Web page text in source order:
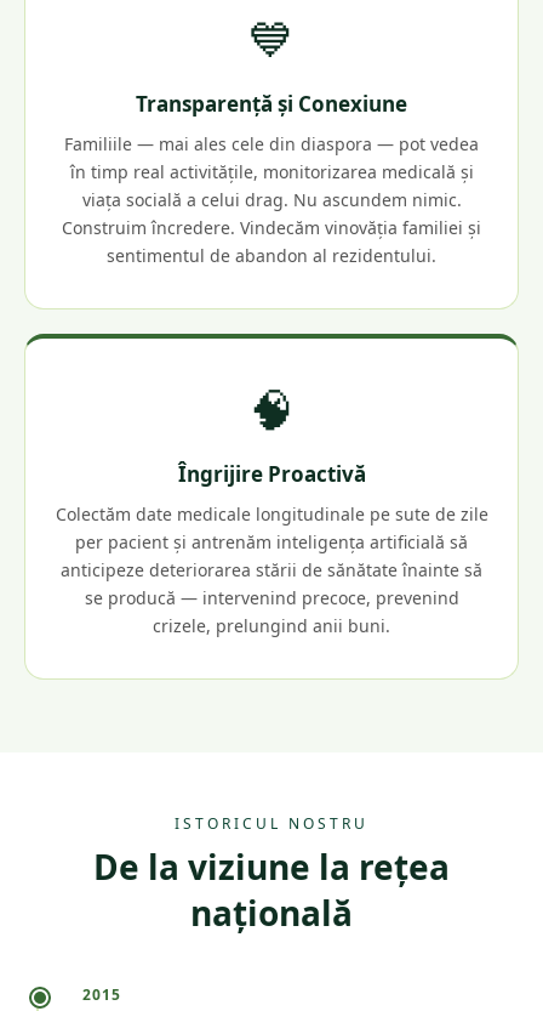
💙
Transparență și Conexiune
Familiile — mai ales cele din diaspora — pot vedea
în timp real activitățile, monitorizarea medicală și
viața socială a celui drag. Nu ascundem nimic.
Construim încredere. Vindecăm vinovăția familiei și
sentimentul de abandon al rezidentului.
🧠
Îngrijire Proactivă
Colectăm date medicale longitudinale pe sute de zile
per pacient și antrenăm inteligența artificială să
anticipeze deteriorarea stării de sănătate înainte să
se producă — intervenind precoce, prevenind
crizele, prelungind anii buni.
ISTORICUL NOSTRU
De la viziune la rețea
națională
2015